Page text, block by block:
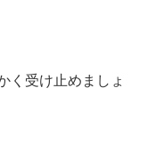
く受け止めましょ